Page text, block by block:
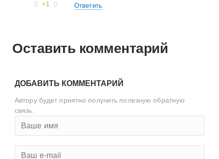
+1 Ответить
Оставить комментарий
ДОБАВИТЬ КОММЕНТАРИЙ
Автору будет приятно получить полезную обратную
связь.